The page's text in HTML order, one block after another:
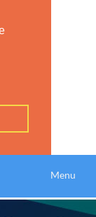
Menu